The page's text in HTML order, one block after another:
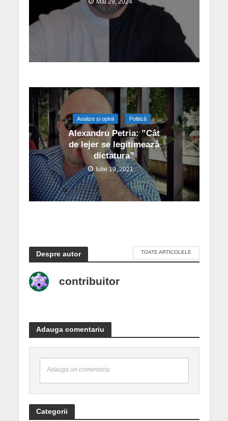
Mai 29, 2024
Analize și opinii Politică
Alexandru Petria: ”Cât
de lejer se legitimează
dictatura”
Iulie 19, 2021
Despre autor TOATE ARTICOLELE
contribuitor
Adauga comentariu
Adauga un comentariu
Categorii